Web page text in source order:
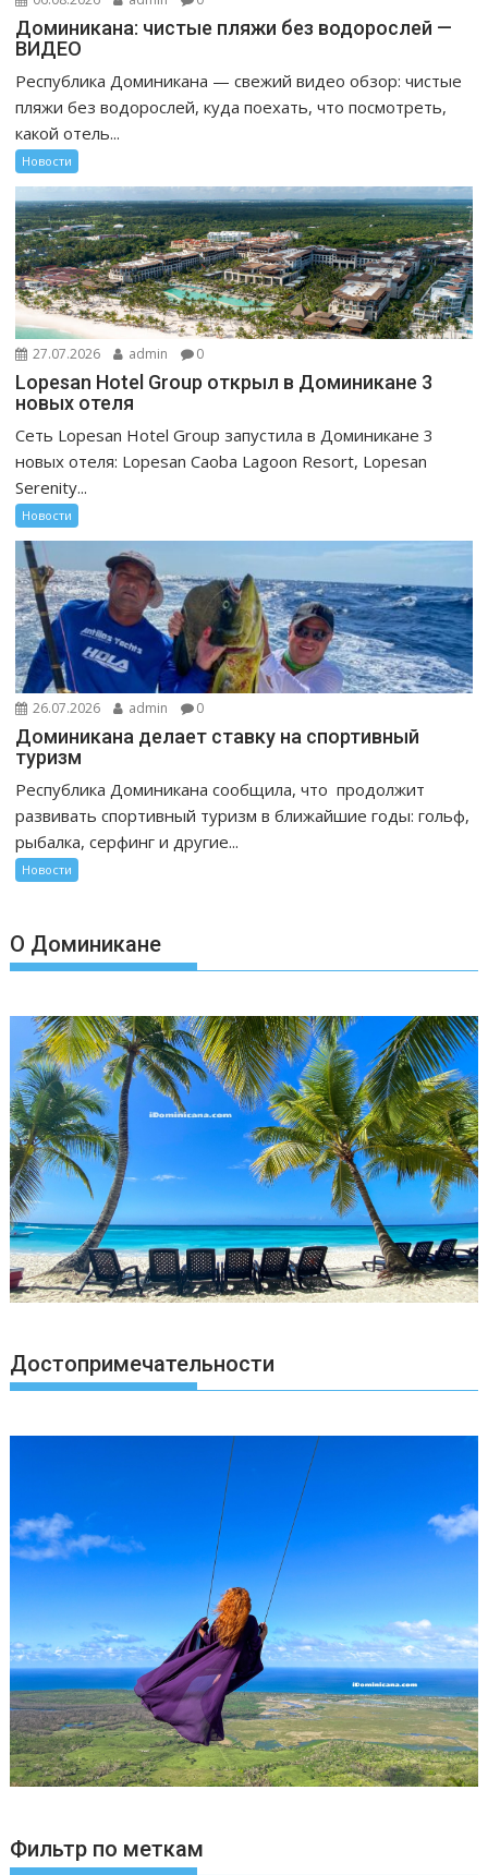
Доминикана: чистые пляжи без водорослей —
ВИДЕО
Республика Доминикана — свежий видео обзор: чистые
пляжи без водорослей, куда поехать, что посмотреть,
какой отель...
Новости
27.07.2026 admin 0
Lopesan Hotel Group открыл в Доминикане 3
новых отеля
Сеть Lopesan Hotel Group запустила в Доминикане 3
новых отеля: Lopesan Caoba Lagoon Resort, Lopesan
Serenity...
Новости
26.07.2026 admin 0
Доминикана делает ставку на спортивный
туризм
Республика Доминикана сообщила, что продолжит
развивать спортивный туризм в ближайшие годы: гольф,
рыбалка, серфинг и другие...
Новости
О Доминикане
Достопримечательности
Фильтр по меткам